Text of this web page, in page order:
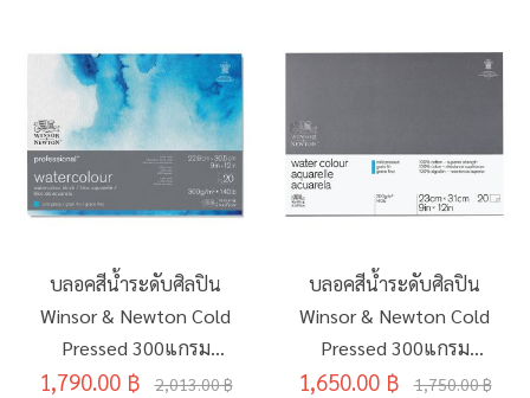
บลอคสีน้ำระดับศิลปิน
Winsor & Newton Cold
Pressed 300แกรม
20แผ่น 22.9x30.5ซม.
1,790.00 ฿ 2,013.00 ฿
บลอคสีน้ำระดับศิลปิน
Winsor & Newton Cold
Pressed 300แกรม
20แผ่น 23x31ซม.
1,650.00 ฿ 1,750.00 ฿